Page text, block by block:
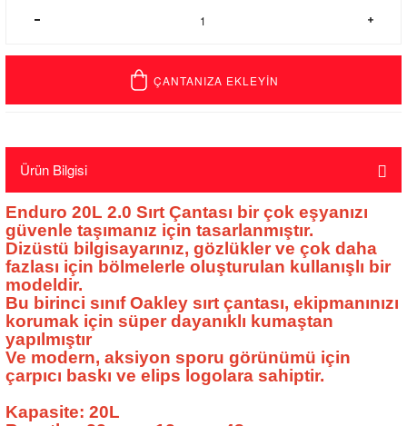
ÇANTANIZA EKLEYİN
Ürün Bilgisi
Enduro 20L 2.0 Sırt Çantası bir çok eşyanızı
güvenle taşımanız için tasarlanmıştır.
Dizüstü bilgisayarınız, gözlükler ve çok daha
fazlası için bölmelerle oluşturulan kullanışlı bir
modeldir.
Bu birinci sınıf Oakley sırt çantası, ekipmanınızı
korumak için süper dayanıklı kumaştan
yapılmıştır
Ve modern, aksiyon sporu görünümü için
çarpıcı baskı ve elips logolara sahiptir.
Kapasite: 20L